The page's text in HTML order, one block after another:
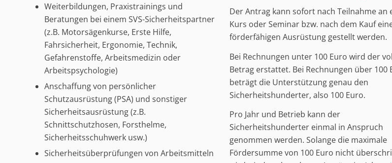
Weiterbildungen, Praxistrainings und
Beratungen bei einem SVS-Sicherheitspartner
(z.B. Motorsägenkurse, Erste Hilfe,
Fahrsicherheit, Ergonomie, Technik,
Gefahrenstoffe, Arbeitsmedizin oder
Arbeitspsychologie)
Anschaffung von persönlicher
Schutzausrüstung (PSA) und sonstiger
Sicherheitsausrüstung (z.B.
Schnittschutzhosen, Forsthelme,
Sicherheitsschuhwerk usw.)
Sicherheitsüberprüfungen von Arbeitsmitteln
Der Antrag kann sofort nach Teilnahme an
Kurs oder Seminar bzw. nach dem Kauf
förderfähigen Ausrüstung gestellt werden.
Bei Rechnungen unter 100 Euro wird der
Betrag erstattet. Bei Rechnungen über 100
beträgt die Unterstützung genau den
Sicherheitshunderter, also 100 Euro.
Pro Jahr und Betrieb kann der
Sicherheitshunderter einmal in Anspruch
genommen werden. Solange die maximale
Fördersumme von 100 Euro nicht